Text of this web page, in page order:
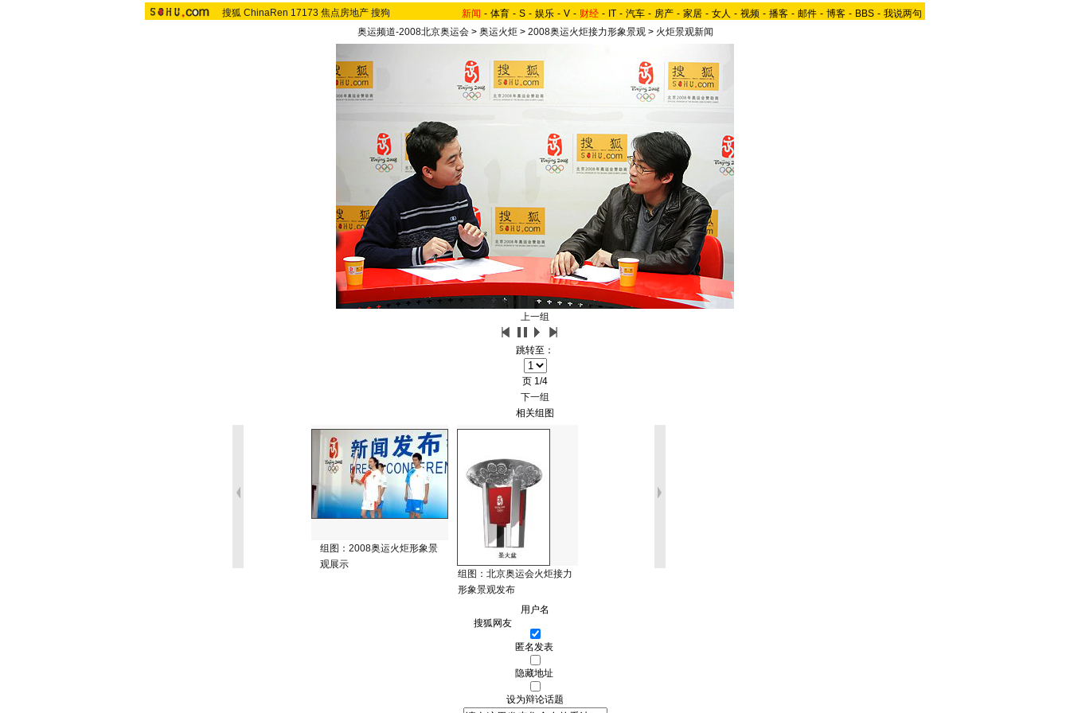
搜狐 ChinaRen 17173 焦点房地产 搜狗 新闻 - 体育 - S - 娱乐 - V - 财经 - IT - 汽车 - 房产 - 家居 - 女人 - 视频 - 播客 - 邮件 - 博客 - BBS - 我说两句
奥运频道-2008北京奥运会> 奥运火炬> 2008奥运火炬接力形象景观> 火炬景观新闻
上一组
跳转至：
页 1/4
下一组
相关组图
组图：2008奥运火炬形象景
观展示
组图：北京奥运会火炬接力
形象景观发布
用户名
匿名发表
隐藏地址
设为辩论话题